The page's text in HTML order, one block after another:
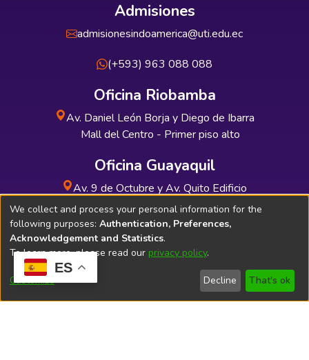
ES
Admisiones
admisionesindoamerica@uti.edu.ec
(+593) 963 088 088
Oficina Riobamba
Av. Daniel León Borja y Diego de Ibarra
Mall del Centro - Primer piso alto
Oficina Guayaquil
Av. 9 de Octubre y Av. Quito Edificio
INDUAUTO - Planta baja
Soporte Técnico Bibliolatino.com
We collect and process your personal information for the
following purposes: Authentication, Preferences,
Acknowledgement and Statistics.
To learn more, please read our privacy policy.
Customize Decline That's ok